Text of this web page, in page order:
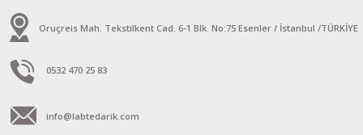
Oruçreis Mah. Tekstilkent Cad. 6-1 Blk. No:75 Esenler / İstanbul /TÜRKİYE
0532 470 25 83
info@labtedarik.com